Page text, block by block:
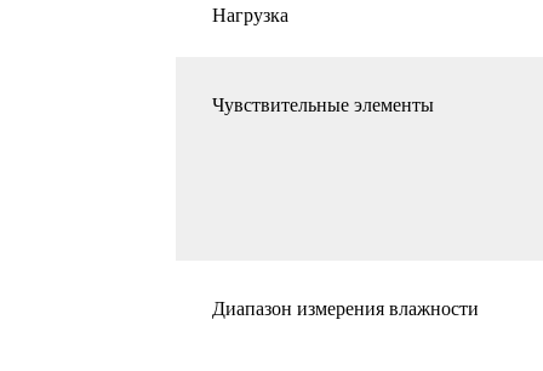
Нагрузка
Чувствительные элементы
Диапазон измерения влажности